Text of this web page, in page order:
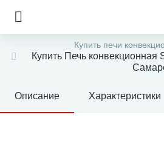
Купить печи
Купить Печь конвекционная
Описание Характеристики